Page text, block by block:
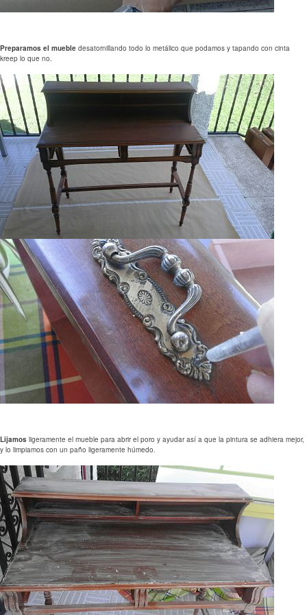
Preparamos el mueble desatornillando todo lo metálico que podamos y tapando con cinta
kreep lo que no.
Lijamos ligeramente el mueble para abrir el poro y ayudar así a que la pintura se adhiera mejor,
y lo limpiamos con un paño ligeramente húmedo.